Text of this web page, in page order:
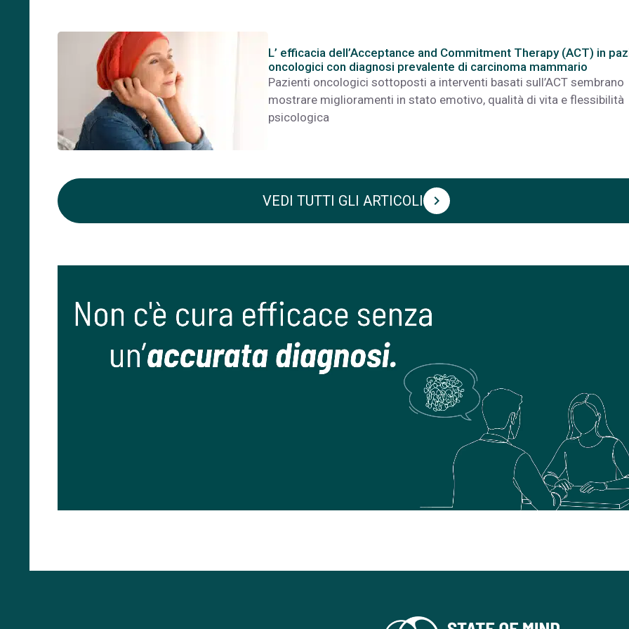
L’ efficacia dell’Acceptance and Commitment Therapy (ACT) in
oncologici con diagnosi prevalente di carcinoma mammario
Pazienti oncologici sottoposti a interventi basati sull’ACT sembrano
mostrare miglioramenti in stato emotivo, qualità di vita e flessibilità
psicologica
VEDI TUTTI GLI ARTICOLI chevron_right